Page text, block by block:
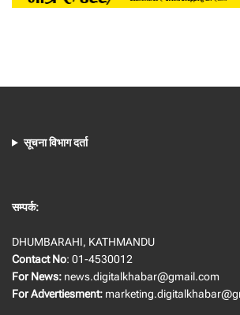
सूचना विभाग दर्ता
सम्पर्क:
DHUMBARAHI, KATHMANDU
Contact No: 01-4530012
For News: news.digitalkhabar@gmail.com
For Advertiesment: